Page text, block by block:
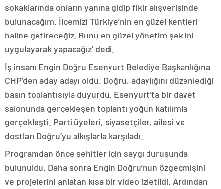
sokaklarında onların yanına gidip fikir alışverişinde
bulunacağım. İlçemizi Türkiye’nin en güzel kentleri
haline getireceğiz. Bunu en güzel yönetim şeklini
uygulayarak yapacağız’ dedi.
İş insanı Engin Doğru Esenyurt Belediye Başkanlığına
CHP’den aday adayı oldu. Doğru, adaylığını düzenlediği
basın toplantısıyla duyurdu. Esenyurt’ta bir davet
salonunda gerçekleşen toplantı yoğun katılımla
gerçekleşti. Parti üyeleri, siyasetçiler, ailesi ve
dostları Doğru’yu alkışlarla karşıladı.
Programdan önce şehitler için saygı duruşunda
bulunuldu. Daha sonra Engin Doğru’nun özgeçmişini
ve projelerini anlatan kısa bir video izletildi. Ardından